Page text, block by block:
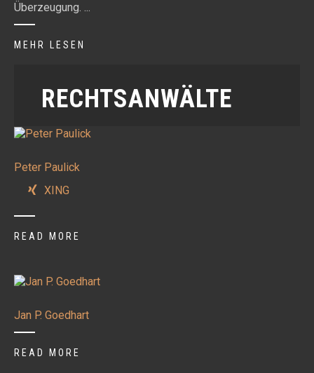
Überzeugung. ...
MEHR LESEN
RECHTSANWÄLTE
Peter Paulick
XING
READ MORE
Jan P. Goedhart
READ MORE